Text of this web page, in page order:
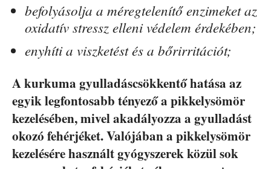
befolyásolja a méregtelenítő enzimeket az
oxidatív stressz elleni védelem érdekében;
enyhíti a viszketést és a bőrirritációt;
A kurkuma gyulladáscsökkentő hatása az
egyik legfontosabb tényező a pikkelysömör
kezelésében, mivel akadályozza a gyulladást
okozó fehérjéket. Valójában a pikkelysömör
kezelésére használt gyógyszerek közül sok